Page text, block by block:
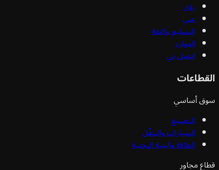
رؤى
عني
التسليم والثقة
الموارد
اتصل بي
أساسي
التصنيع
السيارات والتنقّل
الطاقة والبنية التحتية
مجاور